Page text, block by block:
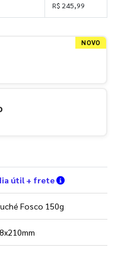
R$ 245,99
NOVO
útil + frete Verifique as
Fosco 150g